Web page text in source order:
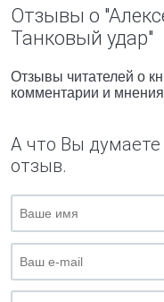
Отзывы о
Танковый удар"
Отзывы читателей о
комментарии и
А что Вы думаете
отзыв.